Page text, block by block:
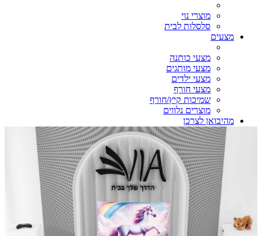
מוצרי נוי
סלסלות לבית
מצעים
מצעי כותנה
מצעי מותגים
מצעי ילדים
מצעי חורף
שמיכות קיץ/חורף
מוצרים נלווים
מהיבואן לצרכן